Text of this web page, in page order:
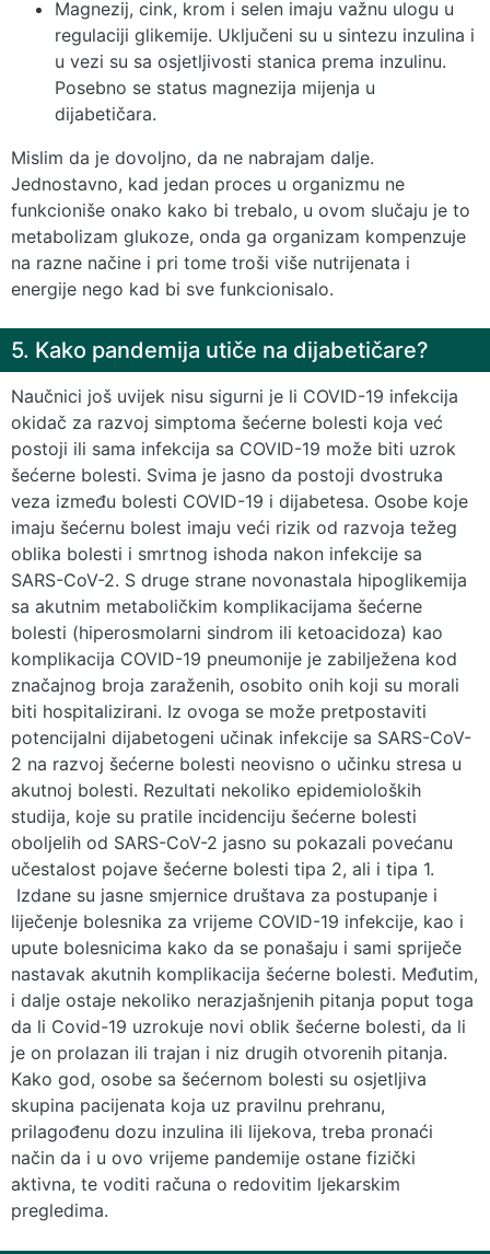
Magnezij, cink, krom i selen imaju važnu ulogu u
regulaciji glikemije. Uključeni su u sintezu inzulina i
u vezi su sa osjetljivosti stanica prema inzulinu.
Posebno se status magnezija mijenja u
dijabetičara.
Mislim da je dovoljno, da ne nabrajam dalje.
Jednostavno, kad jedan proces u organizmu ne
funkcioniše onako kako bi trebalo, u ovom slučaju je to
metabolizam glukoze, onda ga organizam kompenzuje
na razne načine i pri tome troši više nutrijenata i
energije nego kad bi sve funkcionisalo.
5. Kako pandemija utiče na dijabetičare?
Naučnici još uvijek nisu sigurni je li COVID-19 infekcija
okidač za razvoj simptoma šećerne bolesti koja već
postoji ili sama infekcija sa COVID-19 može biti uzrok
šećerne bolesti. Svima je jasno da postoji dvostruka
veza između bolesti COVID-19 i dijabetesa. Osobe koje
imaju šećernu bolest imaju veći rizik od razvoja težeg
oblika bolesti i smrtnog ishoda nakon infekcije sa
SARS-CoV-2. S druge strane novonastala hipoglikemija
sa akutnim metaboličkim komplikacijama šećerne
bolesti (hiperosmolarni sindrom ili ketoacidoza) kao
komplikacija COVID-19 pneumonije je zabilježena kod
značajnog broja zaraženih, osobito onih koji su morali
biti hospitalizirani. Iz ovoga se može pretpostaviti
potencijalni dijabetogeni učinak infekcije sa SARS-CoV-
2 na razvoj šećerne bolesti neovisno o učinku stresa u
akutnoj bolesti. Rezultati nekoliko epidemioloških
studija, koje su pratile incidenciju šećerne bolesti
oboljelih od SARS-CoV-2 jasno su pokazali povećanu
učestalost pojave šećerne bolesti tipa 2, ali i tipa 1.
Izdane su jasne smjernice društava za postupanje i
liječenje bolesnika za vrijeme COVID-19 infekcije, kao i
upute bolesnicima kako da se ponašaju i sami spriječe
nastavak akutnih komplikacija šećerne bolesti. Međutim,
i dalje ostaje nekoliko nerazjašnjenih pitanja poput toga
da li Covid-19 uzrokuje novi oblik šećerne bolesti, da li
je on prolazan ili trajan i niz drugih otvorenih pitanja.
Kako god, osobe sa šećernom bolesti su osjetljiva
skupina pacijenata koja uz pravilnu prehranu,
prilagođenu dozu inzulina ili lijekova, treba pronaći
način da i u ovo vrijeme pandemije ostane fizički
aktivna, te voditi računa o redovitim ljekarskim
pregledima.